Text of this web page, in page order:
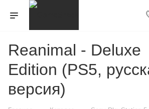
Reanimal - Deluxe
Edition (PS5,
версия)